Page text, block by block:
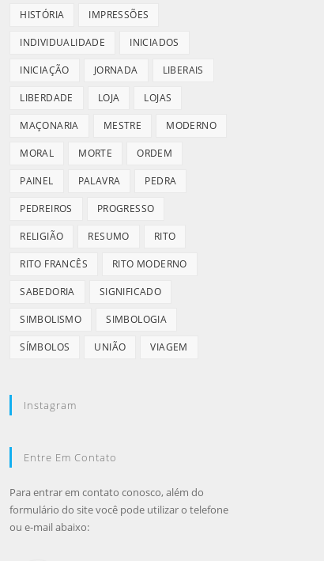
HISTÓRIA IMPRESSÕES
INDIVIDUALIDADE INICIADOS
INICIAÇÃO JORNADA LIBERAIS
LIBERDADE LOJA LOJAS
MAÇONARIA MESTRE MODERNO
MORAL MORTE ORDEM
PAINEL PALAVRA PEDRA
PEDREIROS PROGRESSO
RELIGIÃO RESUMO RITO
RITO FRANCÊS RITO MODERNO
SABEDORIA SIGNIFICADO
SIMBOLISMO SIMBOLOGIA
SÍMBOLOS UNIÃO VIAGEM
Instagram
Entre Em Contato
Para entrar em contato conosco, além do
formulário do site você pode utilizar o telefone
ou e-mail abaixo: